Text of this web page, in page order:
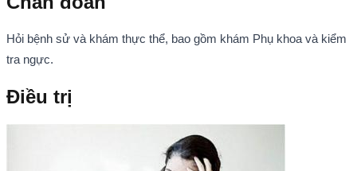
Hỏi bệnh sử và khám thực thể, bao gồm khám Phụ khoa và kiểm
tra ngực.
Điều trị